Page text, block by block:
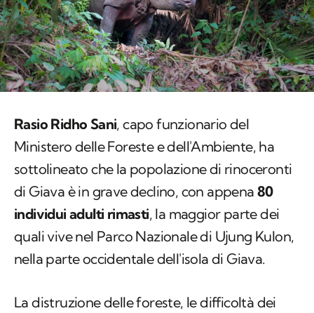
Rasio Ridho Sani, capo funzionario del
Ministero delle Foreste e dell'Ambiente, ha
sottolineato che la popolazione di rinoceronti
di Giava è in grave declino, con appena 80
individui adulti rimasti, la maggior parte dei
quali vive nel Parco Nazionale di Ujung Kulon,
nella parte occidentale dell'isola di Giava.
La distruzione delle foreste, le difficoltà dei